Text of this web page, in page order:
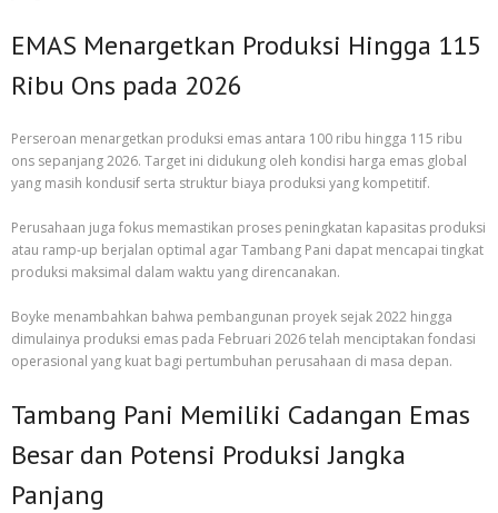
EMAS Menargetkan Produksi Hingga 115
Ribu Ons pada 2026
Perseroan menargetkan produksi emas antara 100 ribu hingga 115 ribu
ons sepanjang 2026. Target ini didukung oleh kondisi harga emas global
yang masih kondusif serta struktur biaya produksi yang kompetitif.
Perusahaan juga fokus memastikan proses peningkatan kapasitas produksi
atau ramp-up berjalan optimal agar Tambang Pani dapat mencapai tingkat
produksi maksimal dalam waktu yang direncanakan.
Boyke menambahkan bahwa pembangunan proyek sejak 2022 hingga
dimulainya produksi emas pada Februari 2026 telah menciptakan fondasi
operasional yang kuat bagi pertumbuhan perusahaan di masa depan.
Tambang Pani Memiliki Cadangan Emas
Besar dan Potensi Produksi Jangka
Panjang